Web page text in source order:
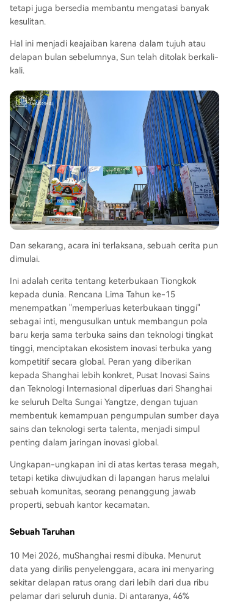
tetapi juga bersedia membantu mengatasi banyak
kesulitan.
Hal ini menjadi keajaiban karena dalam tujuh atau
delapan bulan sebelumnya, Sun telah ditolak berkali-
kali.
Dan sekarang, acara ini terlaksana, sebuah cerita pun
dimulai.
Ini adalah cerita tentang keterbukaan Tiongkok
kepada dunia. Rencana Lima Tahun ke-15
menempatkan "memperluas keterbukaan tinggi"
sebagai inti, mengusulkan untuk membangun pola
baru kerja sama terbuka sains dan teknologi tingkat
tinggi, menciptakan ekosistem inovasi terbuka yang
kompetitif secara global. Peran yang diberikan
kepada Shanghai lebih konkret, Pusat Inovasi Sains
dan Teknologi Internasional diperluas dari Shanghai
ke seluruh Delta Sungai Yangtze, dengan tujuan
membentuk kemampuan pengumpulan sumber daya
sains dan teknologi serta talenta, menjadi simpul
penting dalam jaringan inovasi global.
Ungkapan-ungkapan ini di atas kertas terasa megah,
tetapi ketika diwujudkan di lapangan harus melalui
sebuah komunitas, seorang penanggung jawab
properti, sebuah kantor kecamatan.
Sebuah Taruhan
10 Mei 2026, muShanghai resmi dibuka. Menurut
data yang dirilis penyelenggara, acara ini menyaring
sekitar delapan ratus orang dari lebih dari dua ribu
pelamar dari seluruh dunia. Di antaranya, 46%